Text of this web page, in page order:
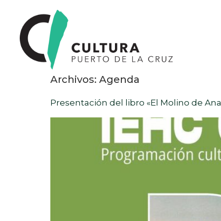
Archivos: Agenda
Presentación del libro «El Molino de